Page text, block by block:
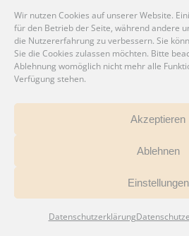
Wir nutzen Cookies auf unserer Website.
für den Betrieb der Seite, während andere
die Nutzererfahrung zu verbessern. Sie
Sie die Cookies zulassen möchten. Bitte
Ablehnung womöglich nicht mehr alle
Verfügung stehen.
Akzeptieren
Ablehnen
Einstellungen
Datenschutzerklärung
Lorem ipsum dolor sit amet,
adipiscing elit. Nam bibendum
vestibulum. Nam nec tempus